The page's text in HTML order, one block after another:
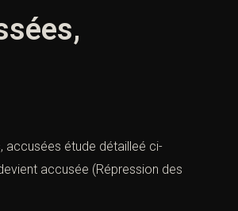
accusées étude détailleé ci-
accusée (Répression des